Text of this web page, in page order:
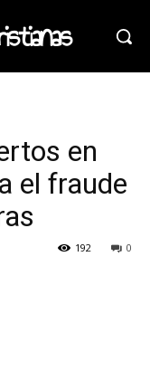
en
el fraude
0
192